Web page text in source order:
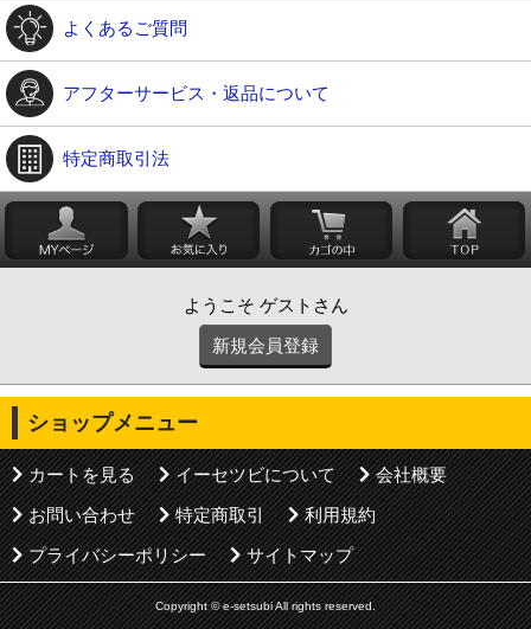
よくあるご質問
アフターサービス・返品について
特定商取引法
ようこそ ゲストさん
新規会員登録
ショップメニュー
カートを見る イーセツビについて
会社概要
お問い合わせ
特定商取引
利用規約
プライバシーポリシー
サイトマップ
Copyright © e-setsubi All rights reserved.